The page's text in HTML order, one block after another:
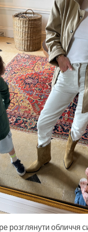
розглянути обличчя